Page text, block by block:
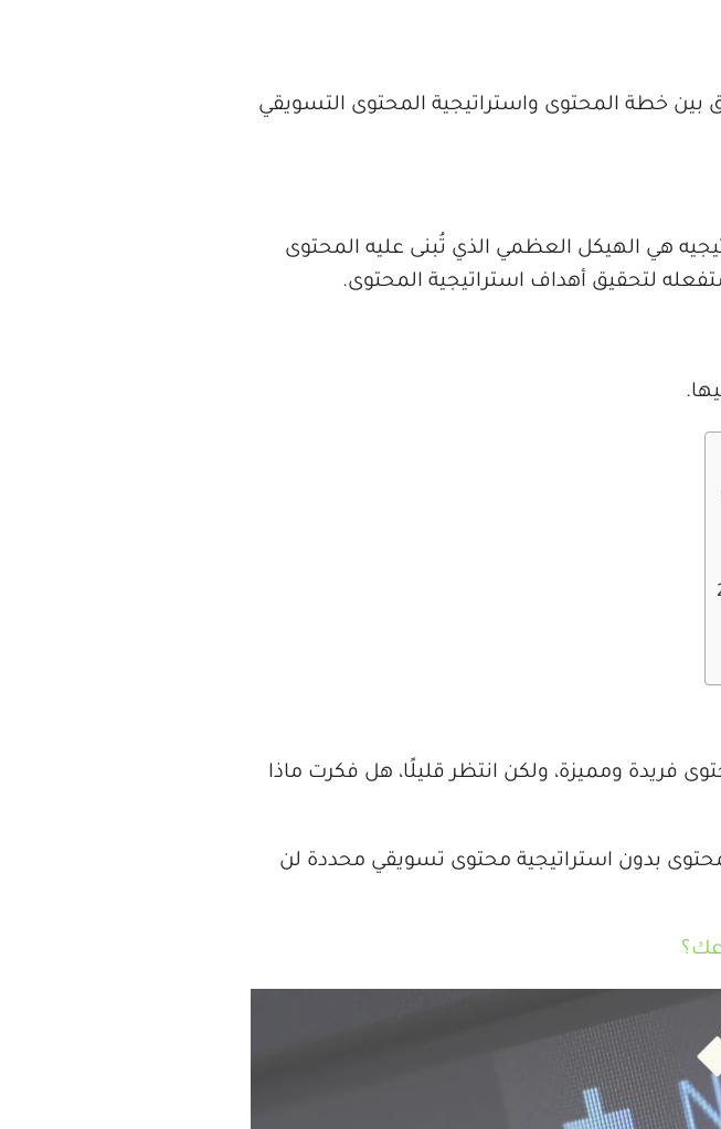
بين خطة المحتوى واستراتيجية المحتوى التسويقي
هي الهيكل العظمي الذي تُبنى عليه المحتوى
لتحقيق أهداف استراتيجية المحتوى.
ومميزة، ولكن انتظر قليلًا، هل فكرت ماذا
بدون استراتيجية محتوى تسويقي محددة لن